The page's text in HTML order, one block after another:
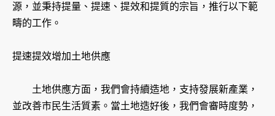
源，並秉持提量、提速、提效和提質的宗旨，推行以下範
疇的工作。
提速提效增加土地供應
土地供應方面，我們會持續造地，支持發展新產業，
並改善市民生活質素。當土地造好後，我們會審時度勢，